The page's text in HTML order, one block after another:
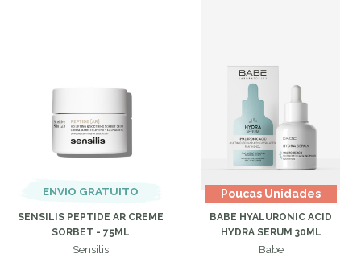
ENVIO GRATUITO
SENSILIS PEPTIDE AR CREME
SORBET - 75ML
Sensilis
Poucas Unidades
BABE HYALURONIC ACID
HYDRA SERUM 30ML
Babe